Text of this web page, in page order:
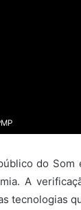
do Som
A
tecnologias